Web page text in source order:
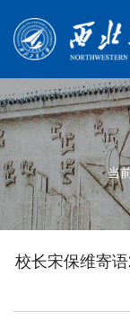
当
校长宋保维寄